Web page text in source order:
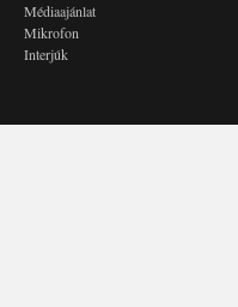
Médiaajánlat
Mikrofon
Interjúk